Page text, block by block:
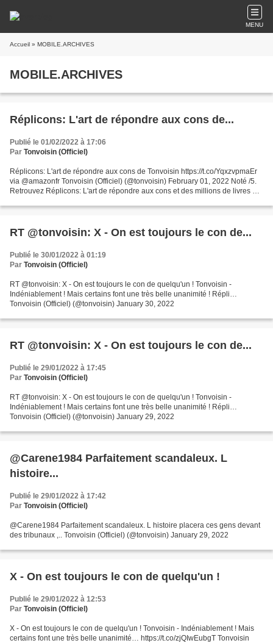
MENU
Accueil » MOBILE.ARCHIVES
MOBILE.ARCHIVES
Réplicons: L'art de répondre aux cons de...
Publié le 01/02/2022 à 17:06
Par Tonvoisin (Officiel)
Réplicons: L'art de répondre aux cons de Tonvoisin https://t.co/YqxzvpmaEr
via @amazonfr Tonvoisin (Officiel) (@tonvoisin) February 01, 2022 Noté /5.
Retrouvez Réplicons: L'art de répondre aux cons et des millions de livres en
RT @tonvoisin: X - On est toujours le con de...
Publié le 30/01/2022 à 01:19
Par Tonvoisin (Officiel)
RT @tonvoisin: X - On est toujours le con de quelqu'un ! Tonvoisin -
Indéniablement ! Mais certains font une très belle unanimité ! Répli…
Tonvoisin (Officiel) (@tonvoisin) January 30, 2022
RT @tonvoisin: X - On est toujours le con de...
Publié le 29/01/2022 à 17:45
Par Tonvoisin (Officiel)
RT @tonvoisin: X - On est toujours le con de quelqu'un ! Tonvoisin -
Indéniablement ! Mais certains font une très belle unanimité ! Répli…
Tonvoisin (Officiel) (@tonvoisin) January 29, 2022
@Carene1984 Parfaitement scandaleux. L
histoire...
Publié le 29/01/2022 à 17:42
Par Tonvoisin (Officiel)
@Carene1984 Parfaitement scandaleux. L histoire placera ces gens devant
des tribunaux ,.. Tonvoisin (Officiel) (@tonvoisin) January 29, 2022
X - On est toujours le con de quelqu'un !
Publié le 29/01/2022 à 12:53
Par Tonvoisin (Officiel)
X - On est toujours le con de quelqu'un ! Tonvoisin - Indéniablement ! Mais
certains font une très belle unanimité… https://t.co/zjQIwEubgT Tonvoisin